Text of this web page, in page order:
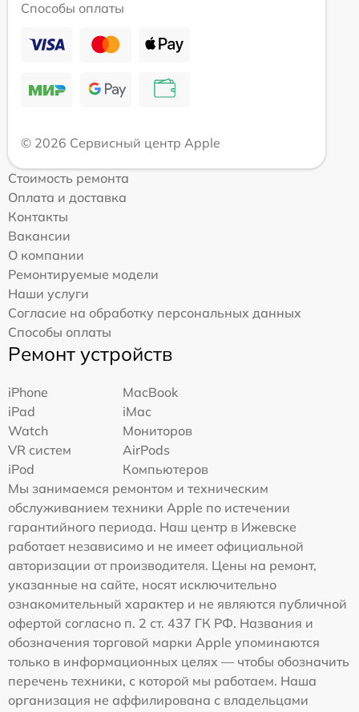
Способы оплаты
© 2026 Сервисный центр Apple
Стоимость ремонта
Оплата и доставка
Контакты
Вакансии
О компании
Ремонтируемые модели
Наши услуги
Согласие на обработку персональных данных
Способы оплаты
Ремонт устройств
iPhone
MacBook
iPad
iMac
Watch
Мониторов
VR систем
AirPods
iPod
Компьютеров
Мы занимаемся ремонтом и техническим
обслуживанием техники Apple по истечении
гарантийного периода. Наш центр в Ижевске
работает независимо и не имеет официальной
авторизации от производителя. Цены на ремонт,
указанные на сайте, носят исключительно
ознакомительный характер и не являются публичной
офертой согласно п. 2 ст. 437 ГК РФ. Названия и
обозначения торговой марки Apple упоминаются
только в информационных целях — чтобы обозначить
перечень техники, с которой мы работаем. Наша
организация не аффилирована с владельцами